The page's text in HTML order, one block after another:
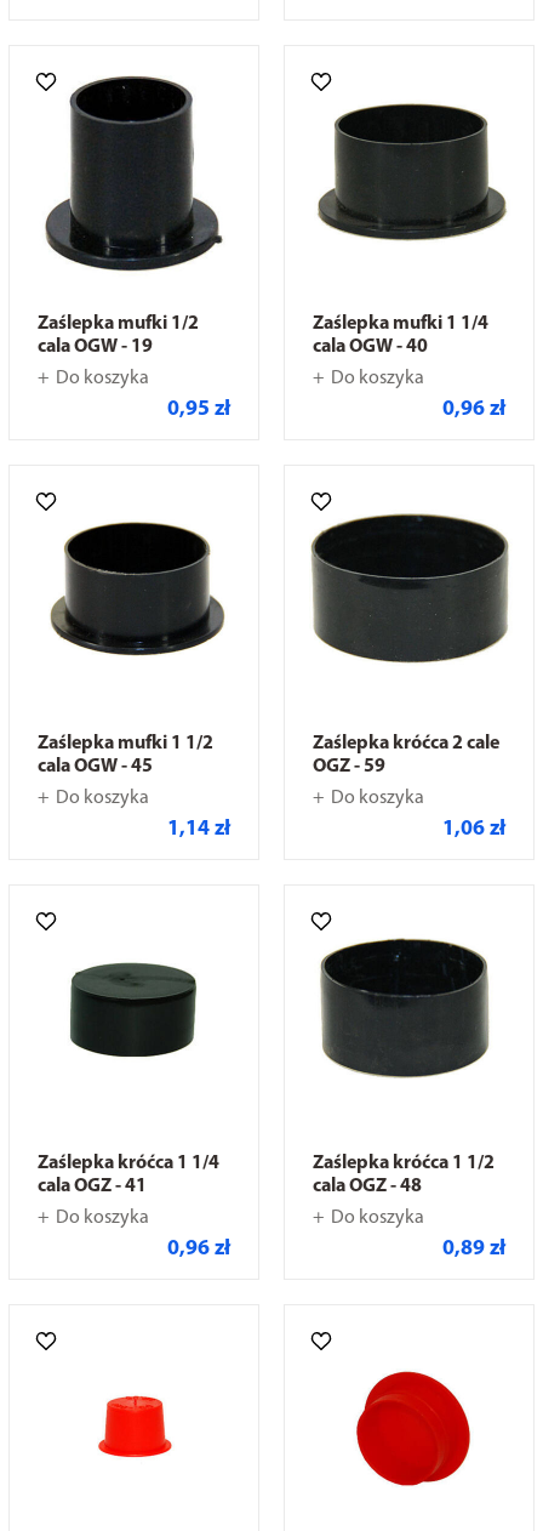
Zaślepka mufki 1/2
cala OGW - 19
Do koszyka
0,95 zł
Zaślepka mufki 1 1/4
cala OGW - 40
Do koszyka
0,96 zł
Zaślepka mufki 1 1/2
cala OGW - 45
Do koszyka
1,14 zł
Zaślepka króćca 2 cale
OGZ - 59
Do koszyka
1,06 zł
Zaślepka króćca 1 1/4
cala OGZ - 41
Do koszyka
0,96 zł
Zaślepka króćca 1 1/2
cala OGZ - 48
Do koszyka
0,89 zł